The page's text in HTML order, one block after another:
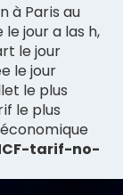
à Paris au
jour a las h,
le jour
le jour
le plus
le plus
tarif-no-